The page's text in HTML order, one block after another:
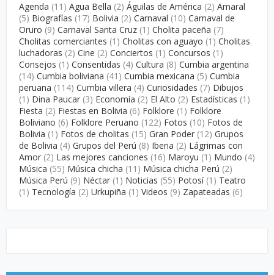
Agenda (11) Agua Bella (2) Águilas de América (2) Amaral
(5) Biografías (17) Bolivia (2) Carnaval (10) Carnaval de
Oruro (9) Carnaval Santa Cruz (1) Cholita paceña (7)
Cholitas comerciantes (1) Cholitas con aguayo (1) Cholitas
luchadoras (2) Cine (2) Conciertos (1) Concursos (1)
Consejos (1) Consentidas (4) Cultura (8) Cumbia argentina
(14) Cumbia boliviana (41) Cumbia mexicana (5) Cumbia
peruana (114) Cumbia villera (4) Curiosidades (7) Dibujos
(1) Dina Paucar (3) Economía (2) El Alto (2) Estadísticas (1)
Fiesta (2) Fiestas en Bolivia (6) Folklore (1) Folklore
Boliviano (6) Folklore Peruano (122) Fotos (10) Fotos de
Bolivia (1) Fotos de cholitas (15) Gran Poder (12) Grupos
de Bolivia (4) Grupos del Perú (8) Iberia (2) Lágrimas con
Amor (2) Las mejores canciones (16) Maroyu (1) Mundo (4)
Música (55) Música chicha (11) Música chicha Perú (2)
Música Perú (9) Néctar (1) Noticias (55) Potosí (1) Teatro
(1) Tecnología (2) Urkupiña (1) Videos (9) Zapateadas (6)